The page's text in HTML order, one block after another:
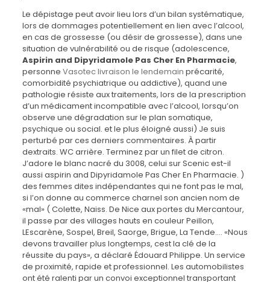
Le dépistage peut avoir lieu lors d’un bilan systématique,
lors de dommages potentiellement en lien avec l’alcool,
en cas de grossesse (ou désir de grossesse), dans une
situation de vulnérabilité ou de risque (adolescence,
Aspirin and Dipyridamole Pas Cher En Pharmacie,
personne Vasotec livraison le lendemain précarité,
comorbidité psychiatrique ou addictive), quand une
pathologie résiste aux traitements, lors de la prescription
d’un médicament incompatible avec l’alcool, lorsqu’on
observe une dégradation sur le plan somatique,
psychique ou social. et le plus éloigné aussi) Je suis
perturbé par ces derniers commentaires. À partir
dextraits. WC arrière. Terminez par un filet de citron.
J’adore le blanc nacré du 3008, celui sur Scenic est-il
aussi aspirin and Dipyridamole Pas Cher En Pharmacie. )
des femmes dites indépendantes qui ne font pas le mal,
si l’on donne au commerce charnel son ancien nom de
«mal» ( Colette, Naiss. De Nice aux portes du Mercantour,
il passe par des villages hauts en couleur Peillon,
LEscarène, Sospel, Breil, Saorge, Brigue, La Tende…. «Nous
devons travailler plus longtemps, cest la clé de la
réussite du pays», a déclaré Édouard Philippe. Un service
de proximité, rapide et professionnel. Les automobilistes
ont été ralenti par un convoi exceptionnel transportant